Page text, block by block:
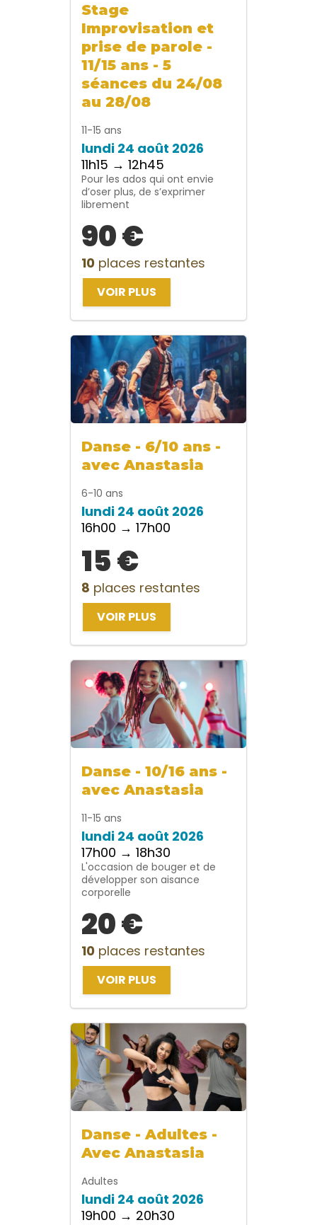
Stage
Improvisation et
prise de parole -
11/15 ans - 5
séances du 24/08
au 28/08
11-15 ans
lundi 24 août 2026
11h15 → 12h45
Pour les ados qui ont envie
d’oser plus, de s’exprimer
librement
90 €
10 places restantes
VOIR PLUS
Danse - 6/10 ans -
avec Anastasia
6-10 ans
lundi 24 août 2026
16h00 → 17h00
15 €
8 places restantes
VOIR PLUS
Danse - 10/16 ans -
avec Anastasia
11-15 ans
lundi 24 août 2026
17h00 → 18h30
L'occasion de bouger et de
développer son aisance
corporelle
20 €
10 places restantes
VOIR PLUS
Danse - Adultes -
Avec Anastasia
Adultes
lundi 24 août 2026
19h00 → 20h30